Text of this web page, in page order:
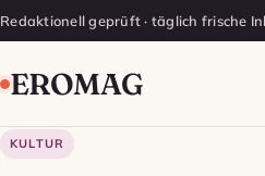
Redaktionell geprüft · täglich frische
EROMAG
KULTUR